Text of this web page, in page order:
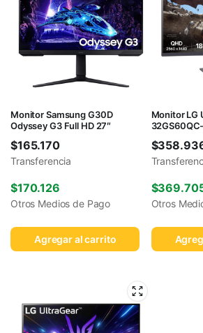
Monitor Samsung G30D
Odyssey G3 Full HD 27″
$165.170
Transferencia
$170.126
Otros Medios de Pago
Agregar al carrito
Monitor LG
$
$
Otros